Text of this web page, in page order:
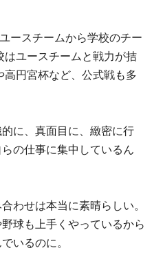
ースチームから学校のチー
はユースチームと戦力が拮
円宮杯など、公式戦も多
に、真面目に、緻密に行
の仕事に集中しているん
わせは本当に素晴らしい。
球も上手くやっているから
いるのに。